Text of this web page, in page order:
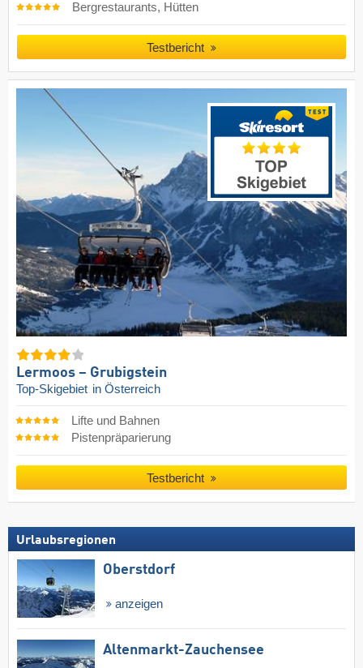
Bergrestaurants, Hütten
Testbericht
Lermoos – Grubigstein
Top-Skigebiet in Österreich
Lifte und Bahnen
Pistenpräparierung
Testbericht
Urlaubsregionen
Oberstdorf
anzeigen
Altenmarkt-Zauchensee